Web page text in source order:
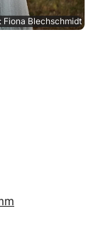
Fiona Blechschmidt